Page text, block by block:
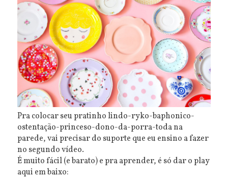
Pra colocar seu pratinho lindo-ryko-baphonico-
ostentação-princeso-dono-da-porra-toda na
parede, vai precisar do suporte que eu ensino a fazer
no segundo vídeo.
É muito fácil (e barato) e pra aprender, é só dar o play
aqui em baixo: